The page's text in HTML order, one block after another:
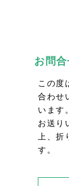
お問
この度
合わせ
います。
お送り
上、折
す。